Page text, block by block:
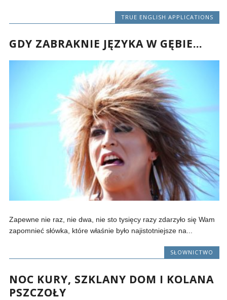
TRUE ENGLISH APPLICATIONS
GDY ZABRAKNIE JĘZYKA W GĘBIE…
Zapewne nie raz, nie dwa, nie sto tysięcy razy zdarzyło się Wam
zapomnieć słówka, które właśnie było najistotniejsze na...
SŁOWNICTWO
NOC KURY, SZKLANY DOM I KOLANA
PSZCZOŁY